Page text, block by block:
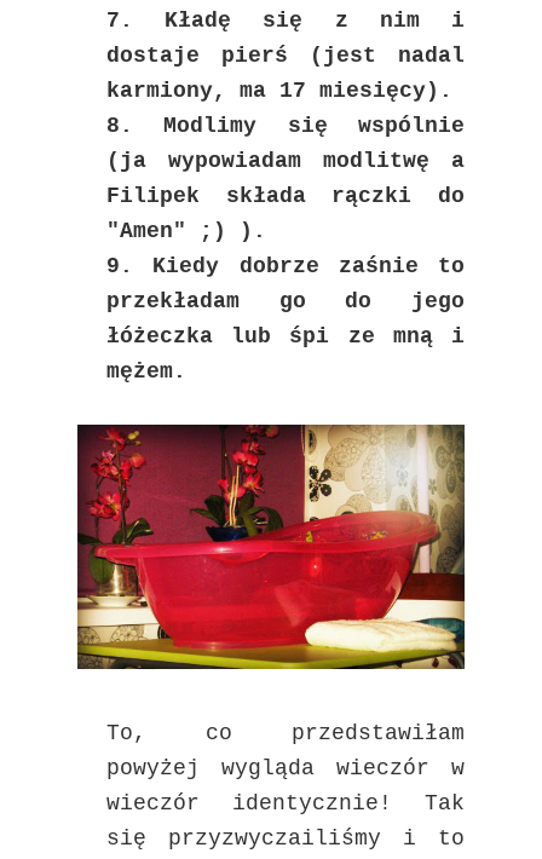
7. Kładę się z nim i
dostaje pierś (jest nadal
karmiony, ma 17 miesięcy).
8. Modlimy się wspólnie
(ja wypowiadam modlitwę a
Filipek składa rączki do
"Amen" ;) ).
9. Kiedy dobrze zaśnie to
przekładam go do jego
łóżeczka lub śpi ze mną i
mężem.
To, co przedstawiłam
powyżej wygląda wieczór w
wieczór identycznie! Tak
się przyzwyczailiśmy i to